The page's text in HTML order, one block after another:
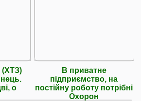
(ХТЗ)
о
В приватне
підприємство, на
постійну роботу потрібні
Охорон